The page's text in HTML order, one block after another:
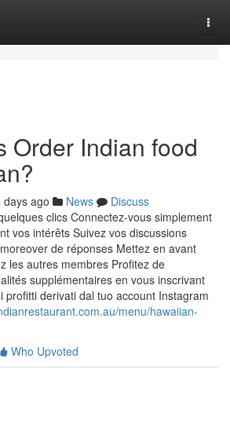
Order Indian food
days ago News
Discuss
clics Connectez-vous simplement
vos intérêts Suivez vos discussions
de réponses Mettez en avant
les autres membres Profitez de
supplémentaires en vous inscrivant
profitti derivati dal tuo account Instagram
menu/hawaiian-
Who Upvoted